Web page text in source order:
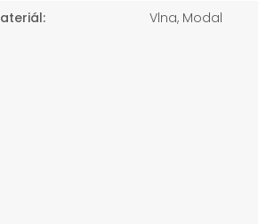
: Vlna, Modal